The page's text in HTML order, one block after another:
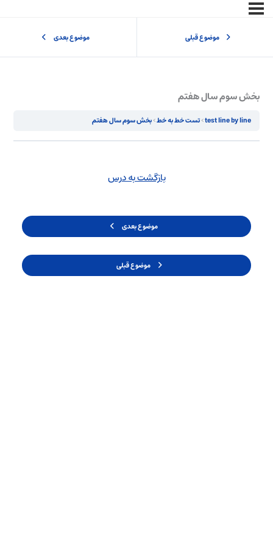
موضوع قبلی موضوع بعدی
بخش سوم سال هفتم
test line by line تست خط به خط بخش سوم سال هفتم
موضوع قبلی
بازگشت به درس
موضوع بعدی